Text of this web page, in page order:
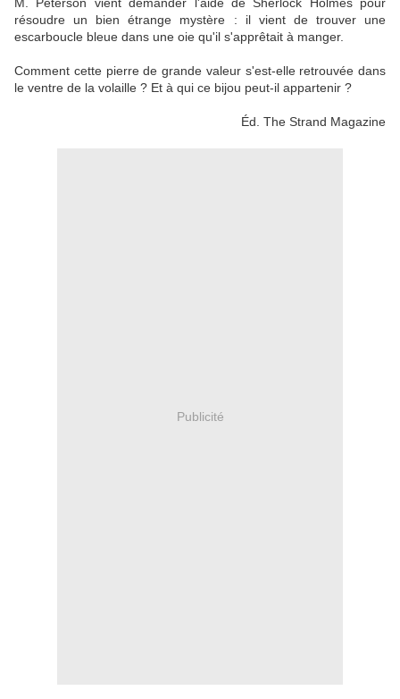
résoudre un bien étrange mystère : il vient de trouver une
escarboucle bleue dans une oie qu'il s'apprêtait à manger.
Comment cette pierre de grande valeur s'est-elle retrouvée dans
le ventre de la volaille ? Et à qui ce bijou peut-il appartenir ?
Éd. The Strand Magazine
Publicité